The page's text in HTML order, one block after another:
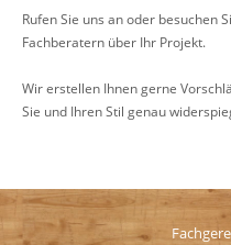
Rufen Sie uns an oder besuchen
Fachberatern über Ihr Projekt.
Wir erstellen Ihnen gerne
Sie und Ihren Stil genau